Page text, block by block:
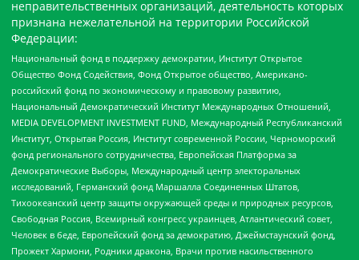
неправительственных организаций, деятельность которых
признана нежелательной на территории Российской
Федерации:
Национальный фонд в поддержку демократии, Институт Открытое
Общество Фонд Содействия, Фонд Открытое общество, Американо-
российский фонд по экономическому и правовому развитию,
Национальный Демократический Институт Международных Отношений,
MEDIA DEVELOPMENT INVESTMENT FUND, Международный Республиканский
Институт, Открытая Россия, Институт современной России, Черноморский
фонд регионального сотрудничества, Европейская Платформа за
Демократические Выборы, Международный центр электоральных
исследований, Германский фонд Маршалла Соединенных Штатов,
Тихоокеанский центр защиты окружающей среды и природных ресурсов,
Свободная Россия, Всемирный конгресс украинцев, Атлантический совет,
Человек в беде, Европейский фонд за демократию, Джеймстаунский фонд,
Прожект Хармони, Родники дракона, Врачи против насильственного